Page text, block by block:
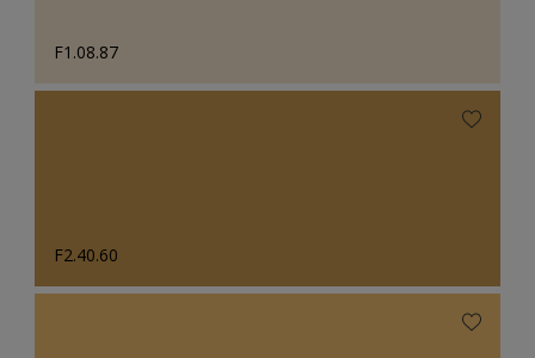
F1.08.87
F2.40.60